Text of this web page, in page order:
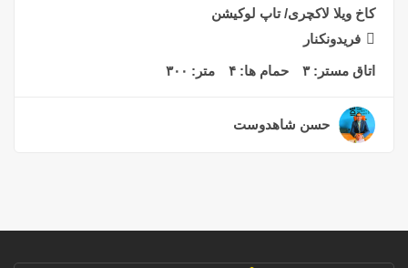
کاخ ویلا لاکچری/ تاپ لوکیشن
فریدونکنار
اتاق مستر:۳ حمام ها: ۴ متر: ۳۰۰
حسن شاهدوست